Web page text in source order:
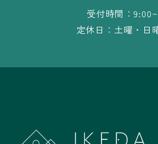
受付時間：
定休日：土曜・日